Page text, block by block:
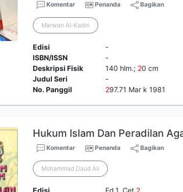
Komentar Penanda Bagikan
Marwan Al-Kadiri
Edisi
-
ISBN/ISSN
-
Deskripsi Fisik
140 hlm.; 20 cm
Judul Seri
-
No. Panggil
297.71 Mar k 1981
Hukum Islam Dan Peradilan
Komentar Penanda Bagikan
Mohammad Daud Ali
Edisi Ed.1, Cet.2